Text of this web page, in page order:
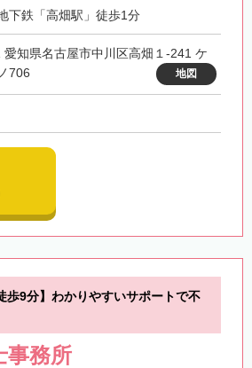
下鉄「高畑駅」徒歩1分
愛知県名古屋市中川区高畑１-241 ケ
706
地図
歩9分】わかりやすいサポートで不
事務所